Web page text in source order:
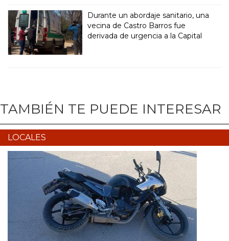
Durante un abordaje sanitario, una
vecina de Castro Barros fue
derivada de urgencia a la Capital
TAMBIÉN TE PUEDE INTERESAR
LOCALES